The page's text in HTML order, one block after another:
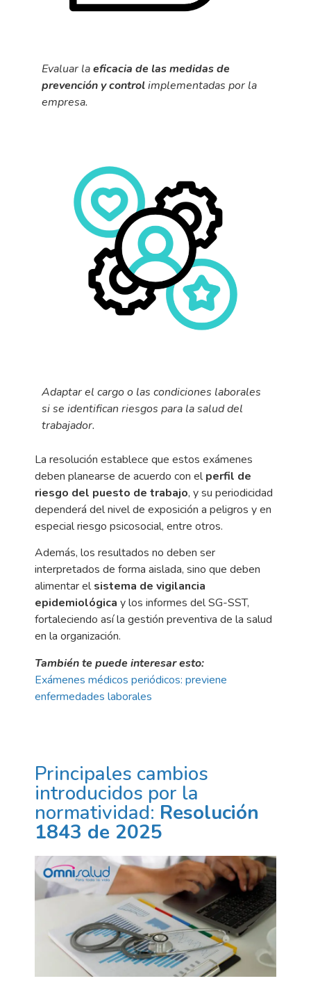
Evaluar laeficacia de las medidas de
prevención y controlimplementadas por la
empresa.
Adaptar el cargo o las condiciones laborales
si se identifican riesgos para la salud del
trabajador.
La resolución establece que estos exámenes
deben planearse de acuerdo con elperfil de
riesgo del puesto de trabajo, y su periodicidad
dependerá del nivel de exposición a peligros y en
especial riesgo psicosocial, entre otros.
Además, los resultados no deben ser
interpretados de forma aislada, sino que deben
alimentar elsistema de vigilancia
epidemiológica y los informes del SG-SST,
fortaleciendo así la gestión preventiva de la salud
en la organización.
También te puede interesar esto:
Exámenes médicos periódicos: previene
enfermedades laborales
Principales cambios
introducidos por la
normatividad: Resolución
1843 de 2025